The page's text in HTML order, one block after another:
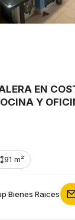
EN
Y
91 m²
Bienes Raices